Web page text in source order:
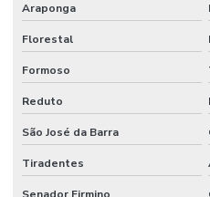
Araponga
Florestal
Formoso
Reduto
São José da Barra
Tiradentes